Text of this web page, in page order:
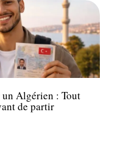
Algérien : Tout
de partir